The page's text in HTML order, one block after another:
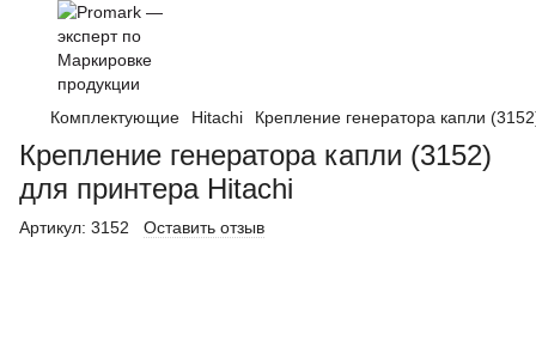
Комплектующие Hitachi Крепление генератора капли
Крепление генератора капли (3152)
для принтера Hitachi
Артикул: 3152 Оставить отзыв